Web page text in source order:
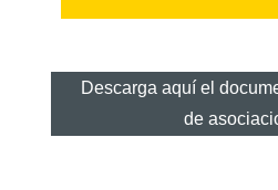
Descarga aquí el
de